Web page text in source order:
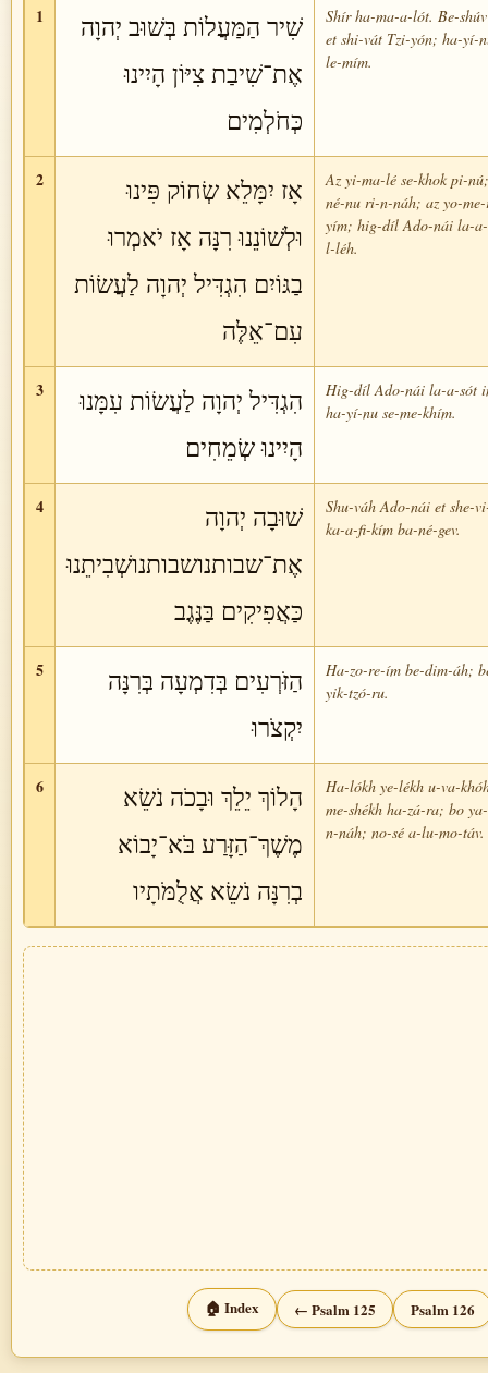
1
שִׁיר הַמַּעֲלוֹת בְּשׁוּב יְהוָה
אֶת־שִׁיבַת צִיּוֹן הָיִינוּ
כְּחֹלְמִים
Shír ha-ma-a-lót. Be-
et shi-vát Tzi-yón; ha-yí-
le-mím.
2
אָז יִמָּלֵא שְׂחוֹק פִּינוּ
וּלְשׁוֹנֵנוּ רִנָּה אָז יֹאמְרוּ
בַגּוֹיִם הִגְדִּיל יְהוָה לַעֲשׂוֹת
עִם־אֵלֶּה
Az yi-ma-lé se-khok pi-
né-nu ri-n-náh; az yo-
yím; hig-díl Ado-nái la-
l-léh.
3
הִגְדִּיל יְהוָה לַעֲשׂוֹת עִמָּנוּ
הָיִינוּ שְׂמֵחִים
Hig-díl Ado-nái la-a-sót
ha-yí-nu se-me-khím.
4
שׁוּבָה יְהוָה
אֶת־שבותנושבותנושְׁבִיתֵנוּ
כַּאֲפִיקִים בַּנֶּגֶב
Shu-váh Ado-nái et she-
ka-a-fi-kím ba-né-gev.
5
הַזֹּרְעִים בְּדִמְעָה בְּרִנָּה
יִקְצֹרוּ
Ha-zo-re-ím be-dim-áh;
yik-tzó-ru.
6
הָלוֹךְ יֵלֵךְ וּבָכֹה נֹשֵׂא
מֶשֶׁךְ־הַזָּרַע בֹּא־יָבוֹא
בְרִנָּה נֹשֵׂא אֲלֻמֹּתָיו
Ha-lókh ye-lékh u-va-
me-shékh ha-zá-ra; bo
n-náh; no-sé a-lu-mo-táv.
🏠 Index ← Psalm 125 Psalm 126